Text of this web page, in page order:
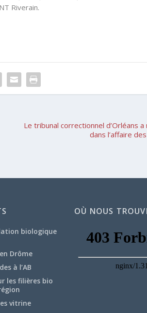
Riverain.
Le tribunal correctionnel d’Orléans
dans l’affaire
biologique
Drôme
à l’AB
les filières bio
vitrine
OÙ NOUS